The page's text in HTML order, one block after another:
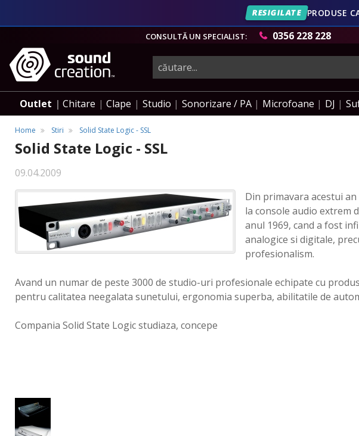
RESIGILATE PRODUSE
CONSULTĂ UN SPECIALIST:
0356 228 228
instrumente
muzicale,
echipamente
pro-
audio
Outlet Chitare Clape Studio Sonorizare / PA Microfoane DJ
Home Stiri Solid State Logic - SSL
Solid State Logic - SSL
09.04.2009
Din primavara acestui
la console audio extrem
anul 1969, cand a fost
analogice si digitale,
profesionalism.
Avand un numar de peste 3000 de studio-uri profesionale echipate cu
pentru calitatea neegalata sunetului, ergonomia superba, abilitatile de
Compania Solid State Logic studiaza, concepe